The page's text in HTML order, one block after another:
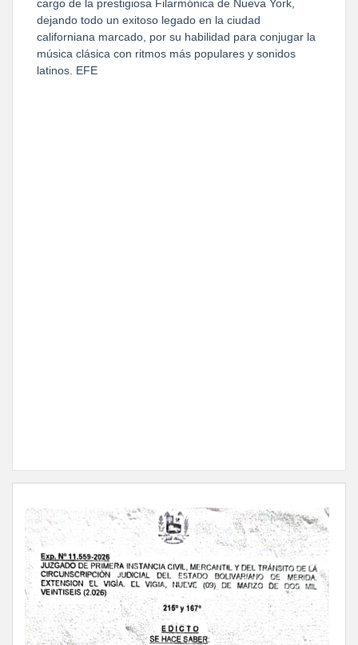
cargo de la prestigiosa Filarmónica de Nueva York,
dejando todo un exitoso legado en la ciudad
californiana marcado, por su habilidad para conjugar la
música clásica con ritmos más populares y sonidos
latinos. EFE